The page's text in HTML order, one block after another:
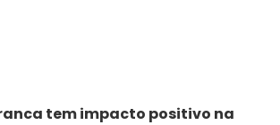
tem impacto positivo na